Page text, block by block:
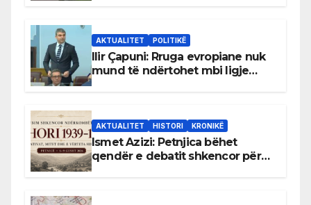
AKTUALITET POLITIKË
Ilir Çapuni: Rruga evropiane nuk
mund të ndërtohet mbi ligje
AKTUALITET HISTORI KRONIKË
Ismet Azizi: Petnjica bëhet
qendër e debatit shkencor për